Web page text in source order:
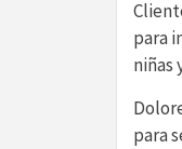
para
niñas
para